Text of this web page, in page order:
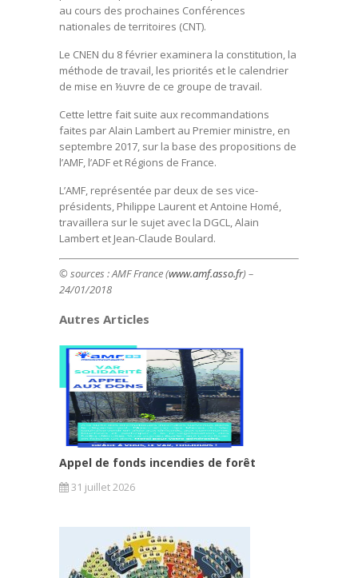
au cours des prochaines Conférences
nationales de territoires (CNT).
Le CNEN du 8 février examinera la constitution, la
méthode de travail, les priorités et le calendrier
de mise en ½uvre de ce groupe de travail.
Cette lettre fait suite aux recommandations
faites par Alain Lambert au Premier ministre, en
septembre 2017, sur la base des propositions de
l’AMF, l’ADF et Régions de France.
L’AMF, représentée par deux de ses vice-
présidents, Philippe Laurent et Antoine Homé,
travaillera sur le sujet avec la DGCL, Alain
Lambert et Jean-Claude Boulard.
© sources :AMF France (www.amf.asso.fr) –
24/01/2018
Autres Articles
Appel de fonds incendies de forêt
31 juillet 2026